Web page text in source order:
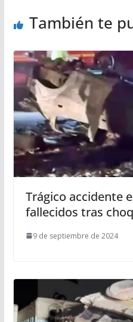
También te
Trágico accidente
fallecidos tras
9 de septiembre de 2024